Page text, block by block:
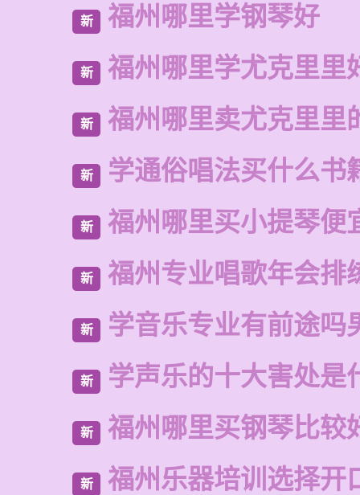
新 福州哪里学钢琴好
新 福州哪里学尤克里里
新 福州哪里卖尤克里里
新 学通俗唱法买什么书
新 福州哪里买小提琴便
新 福州专业唱歌年会排
新 学音乐专业有前途吗
新 学声乐的十大害处是
新 福州哪里买钢琴比较
新 福州乐器培训选择开